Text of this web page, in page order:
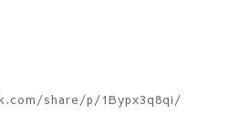
share/p/1Bypx3q8qi/